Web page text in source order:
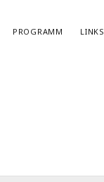
PROGRAMM LINKS